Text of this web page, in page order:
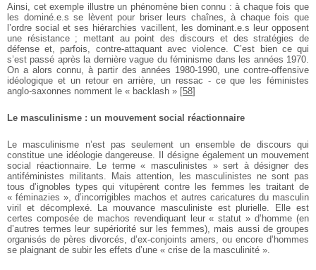
Ainsi, cet exemple illustre un phénomène bien connu : à chaque fois que
les dominé.e.s se lèvent pour briser leurs chaînes, à chaque fois que
l’ordre social et ses hiérarchies vacillent, les dominant.e.s leur opposent
une résistance ; mettant au point des discours et des stratégies de
défense et, parfois, contre-attaquant avec violence. C’est bien ce qui
s’est passé après la dernière vague du féminisme dans les années 1970.
On a alors connu, à partir des années 1980-1990, une contre-offensive
idéologique et un retour en arrière, un ressac - ce que les féministes
anglo-saxonnes nomment le « backlash » [58]
Le masculinisme : un mouvement social réactionnaire
Le masculinisme n’est pas seulement un ensemble de discours qui
constitue une idéologie dangereuse. Il désigne également un mouvement
social réactionnaire. Le terme « masculinistes » sert à désigner des
antiféministes militants. Mais attention, les masculinistes ne sont pas
tous d’ignobles types qui vitupèrent contre les femmes les traitant de
« féminazies », d’incorrigibles machos et autres caricatures du masculin
viril et décomplexé. La mouvance masculiniste est plurielle. Elle est
certes composée de machos revendiquant leur « statut » d’homme (en
d’autres termes leur supériorité sur les femmes), mais aussi de groupes
organisés de pères divorcés, d’ex-conjoints amers, ou encore d’hommes
se plaignant de subir les effets d’une « crise de la masculinité ».